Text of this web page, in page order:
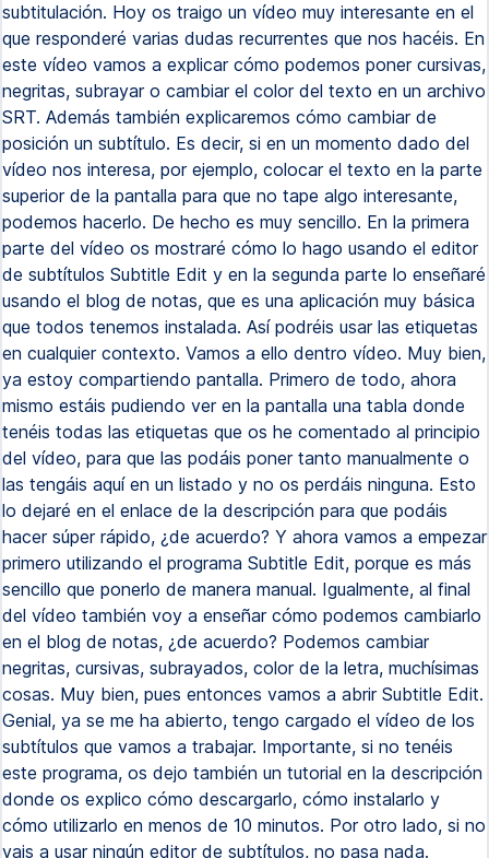
subtitulación. Hoy os traigo un vídeo muy interesante en el
que responderé varias dudas recurrentes que nos hacéis. En
este vídeo vamos a explicar cómo podemos poner cursivas,
negritas, subrayar o cambiar el color del texto en un archivo
SRT. Además también explicaremos cómo cambiar de
posición un subtítulo. Es decir, si en un momento dado del
vídeo nos interesa, por ejemplo, colocar el texto en la parte
superior de la pantalla para que no tape algo interesante,
podemos hacerlo. De hecho es muy sencillo. En la primera
parte del vídeo os mostraré cómo lo hago usando el editor
de subtítulos Subtitle Edit y en la segunda parte lo enseñaré
usando el blog de notas, que es una aplicación muy básica
que todos tenemos instalada. Así podréis usar las etiquetas
en cualquier contexto. Vamos a ello dentro vídeo. Muy bien,
ya estoy compartiendo pantalla. Primero de todo, ahora
mismo estáis pudiendo ver en la pantalla una tabla donde
tenéis todas las etiquetas que os he comentado al principio
del vídeo, para que las podáis poner tanto manualmente o
las tengáis aquí en un listado y no os perdáis ninguna. Esto
lo dejaré en el enlace de la descripción para que podáis
hacer súper rápido, ¿de acuerdo? Y ahora vamos a empezar
primero utilizando el programa Subtitle Edit, porque es más
sencillo que ponerlo de manera manual. Igualmente, al final
del vídeo también voy a enseñar cómo podemos cambiarlo
en el blog de notas, ¿de acuerdo? Podemos cambiar
negritas, cursivas, subrayados, color de la letra, muchísimas
cosas. Muy bien, pues entonces vamos a abrir Subtitle Edit.
Genial, ya se me ha abierto, tengo cargado el vídeo de los
subtítulos que vamos a trabajar. Importante, si no tenéis
este programa, os dejo también un tutorial en la descripción
donde os explico cómo descargarlo, cómo instalarlo y
cómo utilizarlo en menos de 10 minutos. Por otro lado, si no
vais a usar ningún editor de subtítulos, no pasa nada.